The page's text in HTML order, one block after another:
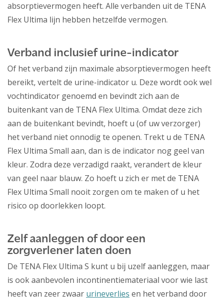
absorptievermogen heeft. Alle verbanden uit de TENA
Flex Ultima lijn hebben hetzelfde vermogen.
Verband inclusief urine-indicator
Of het verband zijn maximale absorptievermogen heeft
bereikt, vertelt de urine-indicator u. Deze wordt ook wel
vochtindicator genoemd en bevindt zich aan de
buitenkant van de TENA Flex Ultima. Omdat deze zich
aan de buitenkant bevindt, hoeft u (of uw verzorger)
het verband niet onnodig te openen. Trekt u de TENA
Flex Ultima Small aan, dan is de indicator nog geel van
kleur. Zodra deze verzadigd raakt, verandert de kleur
van geel naar blauw. Zo hoeft u zich er met de TENA
Flex Ultima Small nooit zorgen om te maken of u het
risico op doorlekken loopt.
Zelf aanleggen of door een
zorgverlener laten doen
De TENA Flex Ultima S kunt u bij uzelf aanleggen, maar
is ook aanbevolen incontinentiemateriaal voor wie last
heeft van zeer zwaar urineverlies en het verband door